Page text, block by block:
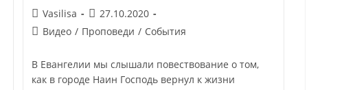
Vasilisa
27.10.2020
Видео / Проповеди / События
В Евангелии мы слышали повествование о том,
как в городе Наин Господь вернул к жизни